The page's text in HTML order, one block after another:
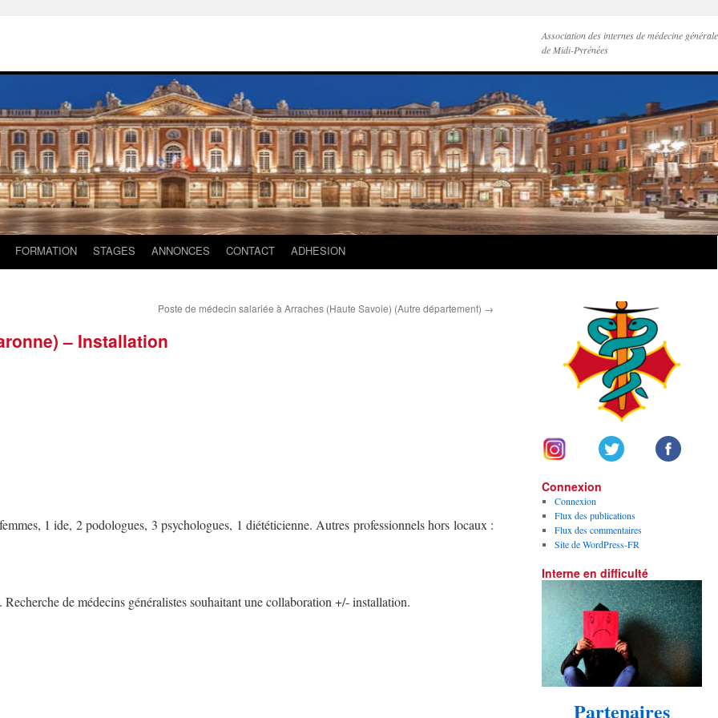
Association des internes de médecine générale
de Midi-Pyrénées
FORMATION STAGES ANNONCES CONTACT ADHESION
Poste de médecin salariée à Arraches (Haute Savoie) (Autre département) →
– Installation
1 ide, 2 podologues, 3 psychologues, 1 diététicienne. Autres professionnels hors locaux :
de médecins généralistes souhaitant une collaboration +/- installation.
Connexion
Connexion
Flux des publications
Flux des commentaires
Site de WordPress-FR
Interne en difficulté
Partenaires